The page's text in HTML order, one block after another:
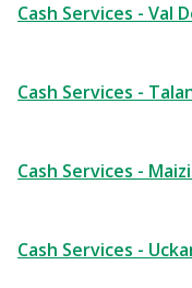
Cash Services - Val
Cash Services -
Cash Services -
Cash Services -